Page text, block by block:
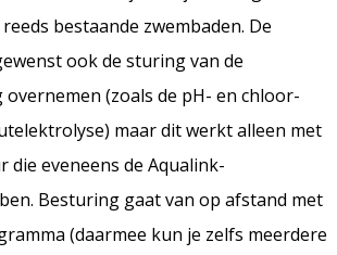
bestaande zwembaden. De
ook de sturing van de
(zoals de pH- en chloor-
maar dit werkt alleen met
die eveneens de Aqualink-
Besturing gaat van op afstand met
(daarmee kun je zelfs meerdere